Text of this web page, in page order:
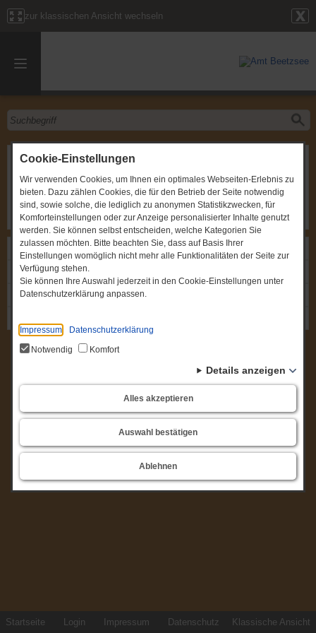
Cookie-Einstellungen
Wir verwenden Cookies, um Ihnen ein optimales Webseiten-Erlebnis zu
bieten. Dazu zählen Cookies, die für den Betrieb der Seite notwendig
sind, sowie solche, die lediglich zu anonymen Statistikzwecken, für
Komforteinstellungen oder zur Anzeige personalisierter Inhalte genutzt
werden. Sie können selbst entscheiden, welche Kategorien Sie
zulassen möchten. Bitte beachten Sie, dass auf Basis Ihrer
Einstellungen womöglich nicht mehr alle Funktionalitäten der Seite zur
Verfügung stehen.
Sie können Ihre Auswahl jederzeit in den Cookie-Einstellungen unter
Datenschutzerklärung anpassen.
Impressum
Datenschutzerklärung
Notwendig
Komfort
Details anzeigen
Alles akzeptieren
Auswahl bestätigen
Ablehnen
zur klassischen Ansicht wechseln
Sitzung
Gremium:
Sozialausschuss Havelsee
Zeitpunkt:
25.10.2010, um 19:30 Uhr
Ort: Pritzerbe, Mühlenstraße 28, Kita "Sonnenblume"
Links
Einladung: Sitzung
Protokoll: Sitzung
Startseite Login Impressum Datenschutz Klassische Ansicht